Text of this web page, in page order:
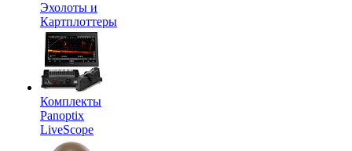
Эхолоты и
Картплоттеры
Комплекты
Panoptix
LiveScope